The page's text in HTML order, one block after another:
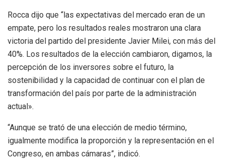
Rocca dijo que “las expectativas del mercado eran de un
empate, pero los resultados reales mostraron una clara
victoria del partido del presidente Javier Milei, con más del
40%. Los resultados de la elección cambiaron, digamos, la
percepción de los inversores sobre el futuro, la
sostenibilidad y la capacidad de continuar con el plan de
transformación del país por parte de la administración
actual».
“Aunque se trató de una elección de medio término,
igualmente modifica la proporción y la representación en el
Congreso, en ambas cámaras”, indicó.